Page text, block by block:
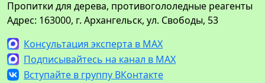
Пропитки для дерева, противогололедные реагенты
Адрес: 163000, г. Архангельск, ул. Свободы, 53
Консультация эксперта в MAX
Подписывайтесь на канал в MAX
Вступайте в группу ВКонтакте